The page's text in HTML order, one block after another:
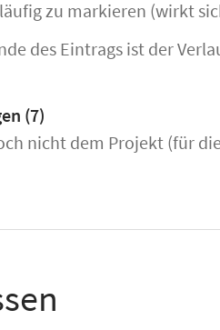
zu markieren (wirkt
des Eintrags ist der
(7)
nicht dem Projekt (für